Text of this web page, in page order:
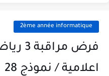
2ème année informatique
فرض
اعلامية / نموذج 28